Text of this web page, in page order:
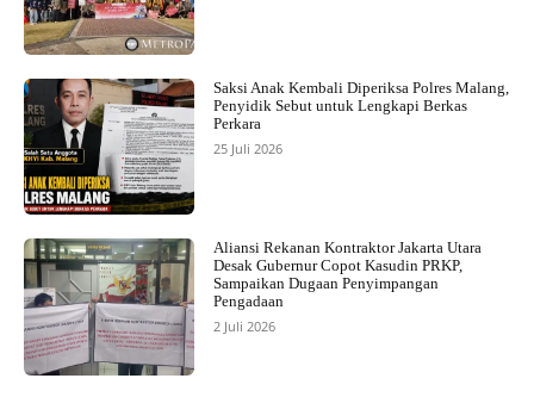
Saksi Anak Kembali Diperiksa Polres Malang,
Penyidik Sebut untuk Lengkapi Berkas
Perkara
25 Juli 2026
Aliansi Rekanan Kontraktor Jakarta Utara
Desak Gubernur Copot Kasudin PRKP,
Sampaikan Dugaan Penyimpangan
Pengadaan
2 Juli 2026